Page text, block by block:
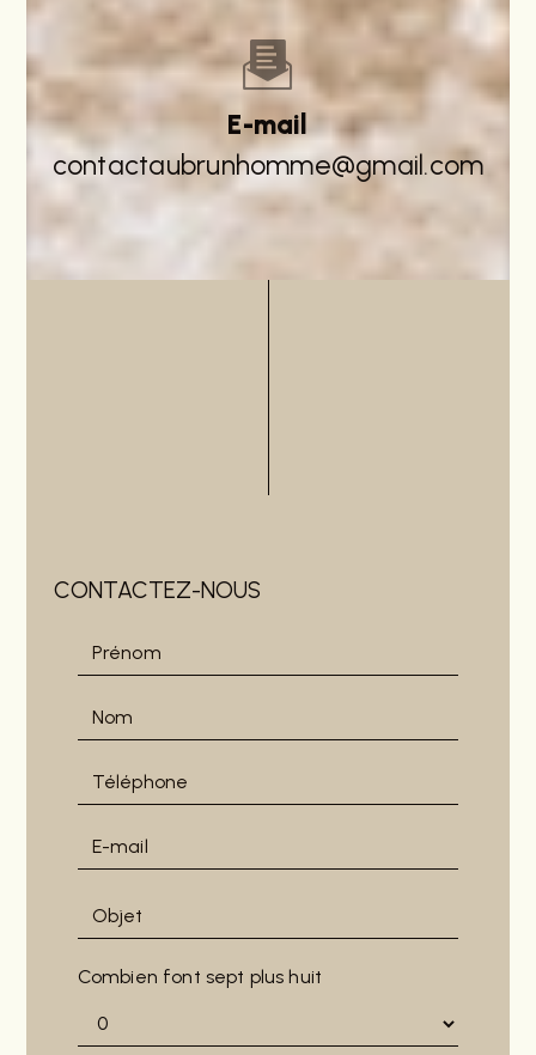
E-mail
contactaubrunhomme@gmail.com
CONTACTEZ-NOUS
Combien font sept plus huit